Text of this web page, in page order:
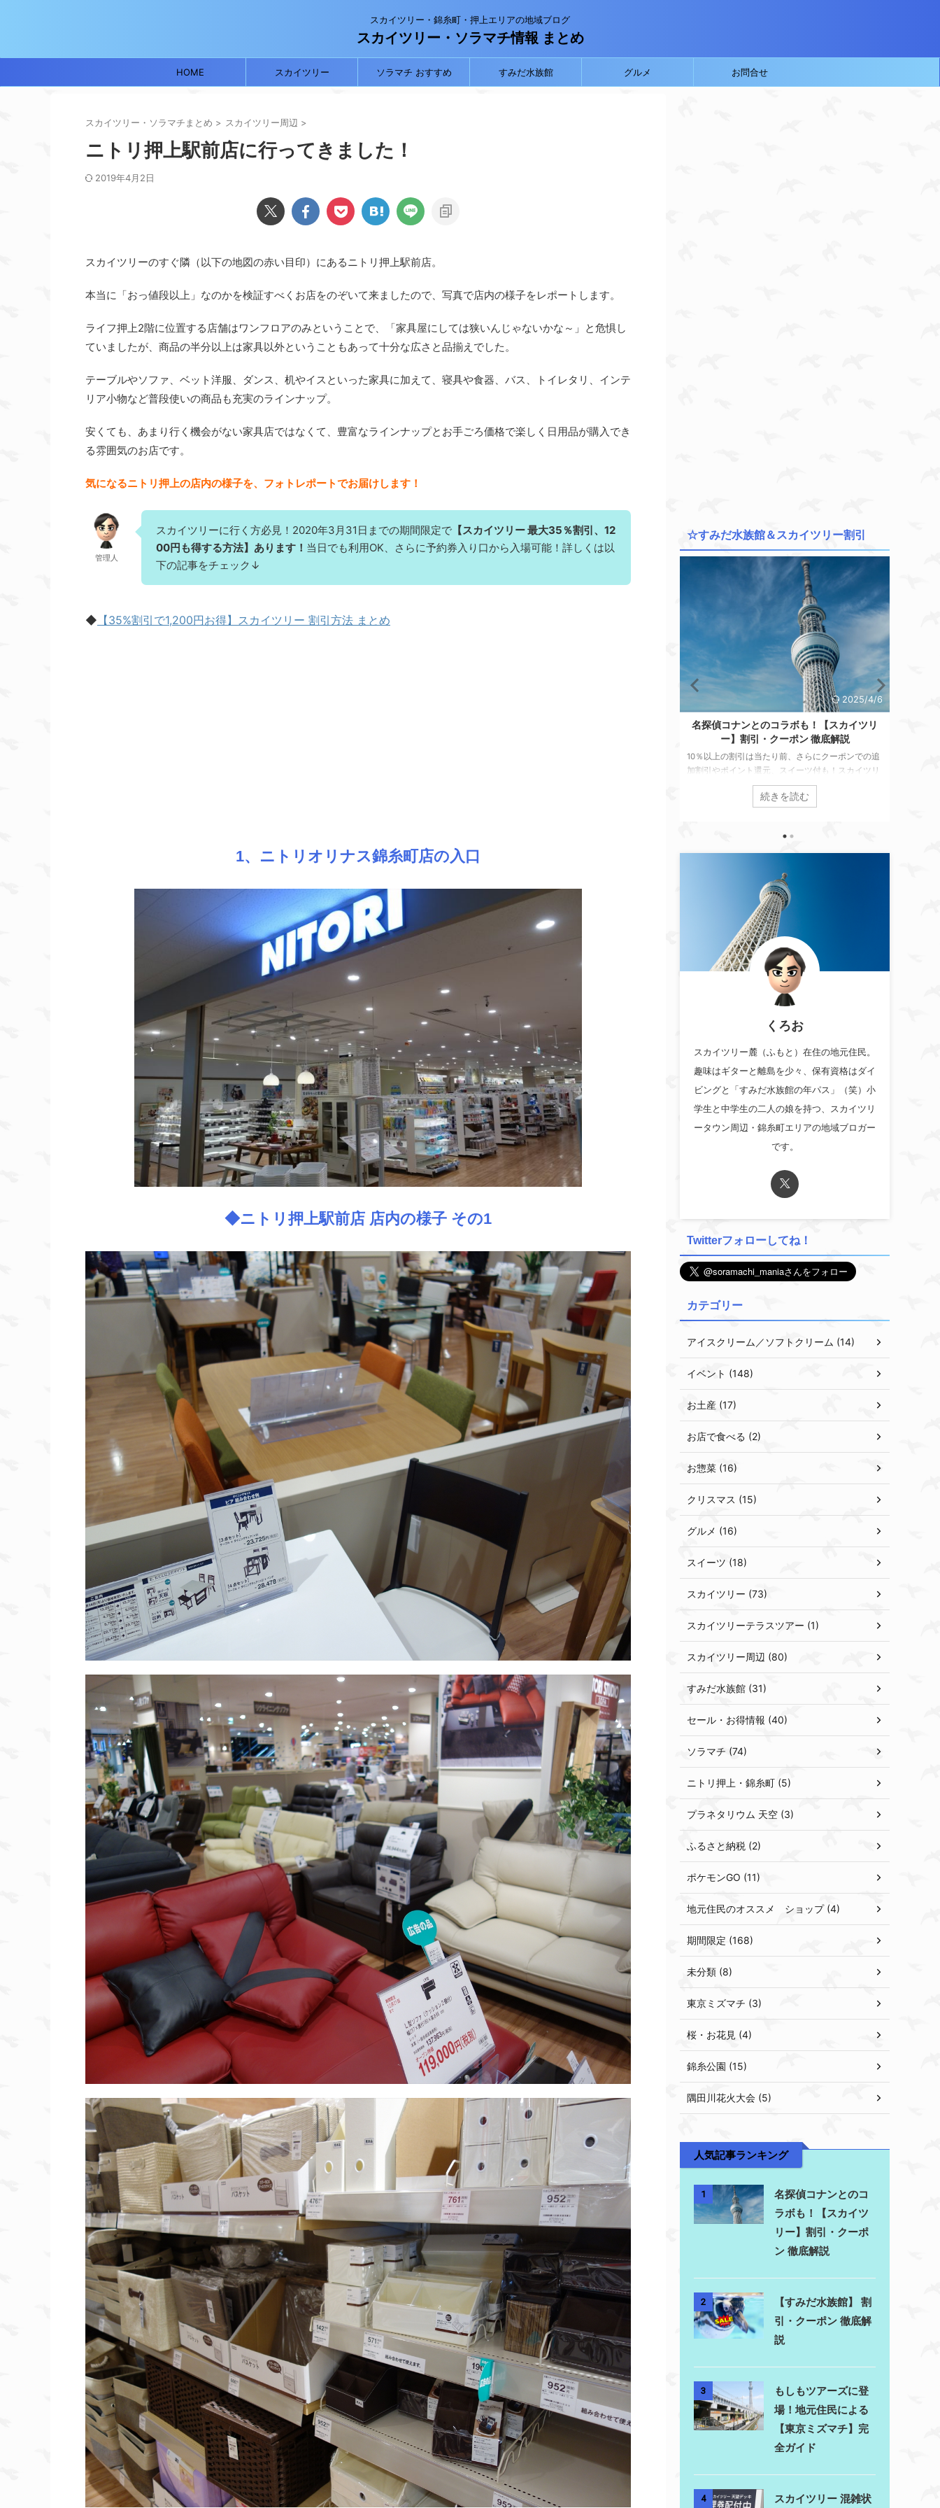
スカイツリー・錦糸町・押上エリアの地域ブログ
スカイツリー・ソラマチ情報 まとめ
HOME スカイツリー ソラマチ おすすめ すみだ水族館 グルメ お問合せ
スカイツリー・ソラマチまとめ > スカイツリー周辺 >
ニトリ押上駅前店に行ってきました！
2019年4月2日
スカイツリーのすぐ隣（以下の地図の赤い目印）にあるニトリ押上駅前店。
本当に「おっ値段以上」なのかを検証すべくお店をのぞいて来ましたので、写真で店内の様子をレポートします。
ライフ押上2階に位置する店舗はワンフロアのみということで、「家具屋にしては狭いんじゃないかな～」と危惧し
ていましたが、 商品の半分以上は家具以外ということもあって十分な広さと品揃えでした。
テーブルやソファ、ベット洋服、ダンス、机やイスといった家具に加えて、寝具や食器、バス、トイレタリ、インテ
リア小物など普段使いの商品も充実のラインナップ。
安くても、あまり行く機会がない家具店ではなくて、 豊富なラインナップとお手ごろ価格で楽しく日用品が購入でき
る雰囲気のお店です。
気になるニトリ押上の店内の様子を、フォトレポートでお届けします！
管理人
スカイツリーに行く方必見！2020年3月31日までの期間限定で 【スカイツリー 最大35％割引、12
00円も得する方法】あります！ 当日でも利用OK、さらに予約券入り口から入場可能！詳しくは以
下の記事をチェック↓
◆ 【35%割引で1,200円お得】スカイツリー 割引方法 まとめ
1、ニトリオリナス錦糸町店の入口
◆ニトリ押上駅前店 店内の様子 その1
☆すみだ水族館＆スカイツリー割引
2025/4/6
名探偵コナンとのコラボも！【スカイツリ
ー】割引・クーポン 徹底解説
10％以上の割引は当たり前、さらにクーポンでの追
加割引やポイント還元、スイーツ付も！スカイツリ
ー麓（ふもと）住民が当日でも利用可能な【スカイ
ツリー 割引・クーポン情報】を徹底解説。お得なチ
続きを読む
くろお
スカイツリー麓（ふもと）在住の地元住民。
趣味はギターと離島を少々、保有資格はダイ
ビングと「すみだ水族館の年パス」（笑）小
学生と中学生の二人の娘を持つ、スカイツリ
ータウン周辺・錦糸町エリアの地域ブロガー
です。
Twitterフォローしてね！
カテゴリー
アイスクリーム／ソフトクリーム (14)
イベント (148)
お土産 (17)
お店で食べる (2)
お惣菜 (16)
クリスマス (15)
グルメ (16)
スイーツ (18)
スカイツリー (73)
スカイツリーテラスツアー (1)
スカイツリー周辺 (80)
すみだ水族館 (31)
セール・お得情報 (40)
ソラマチ (74)
ニトリ押上・錦糸町 (5)
プラネタリウム 天空 (3)
ふるさと納税 (2)
ポケモンGO (11)
地元住民のオススメ ショップ (4)
期間限定 (168)
未分類 (8)
東京ミズマチ (3)
桜・お花見 (4)
錦糸公園 (15)
隅田川花火大会 (5)
人気記事ランキング
1
名探偵コナンとのコ
ラボも！【スカイツ
リー】割引・クーポ
ン 徹底解説
2
【すみだ水族館】 割
引・クーポン 徹底解
説
3
もしもツアーズに登
場！地元住民による
【東京ミズマチ】完
全ガイド
4 スカイツリー 混雑状